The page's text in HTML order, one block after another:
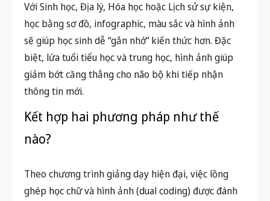
thông tin mới.
Kết hợp hai phương pháp như thế
nào?
Theo chương trình giảng dạy hiện đại, việc lồng
ghép học chữ và hình ảnh (dual coding) được đánh
giá hiệu quả vượt trội. Học sinh nên thử ghi chú bài
hình minh họa, hãy xem thêm gợi ý tại chuyên mục
Học tập
để khám phá các mẹo này.